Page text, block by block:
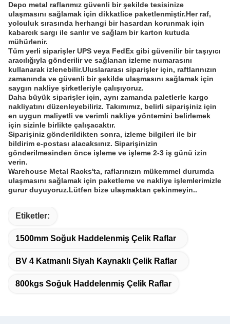
Depo metal raflarımız güvenli bir şekilde tesisinize
ulaşmasını sağlamak için dikkatlice paketlenmiştir.Her raf,
yolculuk sırasında herhangi bir hasardan korunmak için
kabarcık sargı ile sarılır ve sağlam bir karton kutuda
mühürlenir.
Tüm yerli siparişler UPS veya FedEx gibi güvenilir bir taşıyıcı
aracılığıyla gönderilir ve sağlanan izleme numarasını
kullanarak izlenebilir.Uluslararası siparişler için, raftlarınızın
zamanında ve güvenli bir şekilde ulaşmasını sağlamak için
saygın nakliye şirketleriyle çalışıyoruz.
Daha büyük siparişler için, aynı zamanda paletlerle kargo
nakliyatını düzenleyebiliriz. Takımımız, belirli siparişiniz için
en uygun maliyetli ve verimli nakliye yöntemini belirlemek
için sizinle birlikte çalışacaktır.
Siparişiniz gönderildikten sonra, izleme bilgileri ile bir
bildirim e-postası alacaksınız. Siparişinizin
gönderilmesinden önce işleme ve işleme 2-3 iş günü izin
verin.
Warehouse Metal Racks'ta, raflarınızın mükemmel durumda
ulaşmasını sağlamak için paketleme ve nakliye işlemlerimizle
gurur duyuyoruz.Lütfen bize ulaşmaktan çekinmeyin..
Etiketler:
1500mm Soğuk Haddelenmiş Çelik Raflar
BV 4 Katmanlı Siyah Kaynaklı Çelik Raflar
800kgs Soğuk Haddelenmiş Çelik Raflar